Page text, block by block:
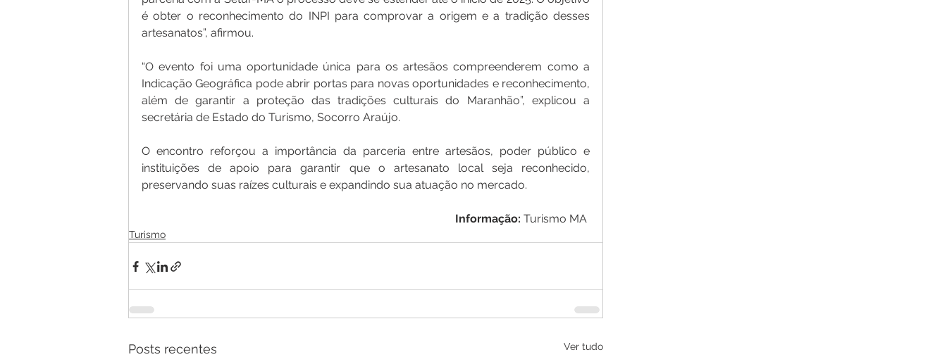
é obter o reconhecimento do INPI para comprovar a origem e a tradição desses
artesanatos”, afirmou.
“O evento foi uma oportunidade única para os artesãos compreenderem como a
Indicação Geográfica pode abrir portas para novas oportunidades e reconhecimento,
além de garantir a proteção das tradições culturais do Maranhão”, explicou a
secretária de Estado do Turismo, Socorro Araújo.
O encontro reforçou a importância da parceria entre artesãos, poder público e
instituições de apoio para garantir que o artesanato local seja reconhecido,
preservando suas raízes culturais e expandindo sua atuação no mercado.
Informação: Turismo MA
Turismo
Posts recentes Ver tudo